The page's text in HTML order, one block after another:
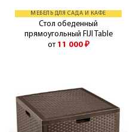
МЕБЕЛЬ ДЛЯ САДА И КАФЕ
Стол обеденный
прямоугольный FIJI Table
от 11 000 ₽